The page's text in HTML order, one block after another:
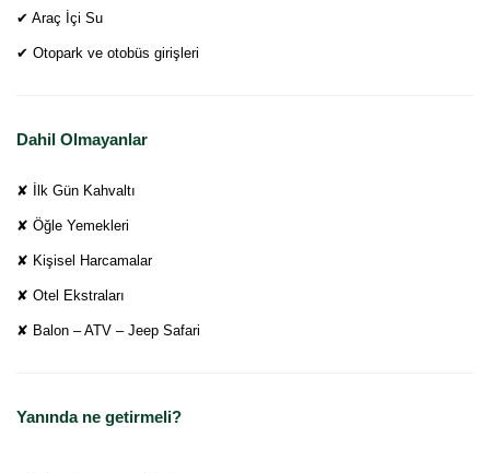
✔ Araç İçi Su
✔ Otopark ve otobüs girişleri
Dahil Olmayanlar
✘ İlk Gün Kahvaltı
✘ Öğle Yemekleri
✘ Kişisel Harcamalar
✘ Otel Ekstraları
✘ Balon – ATV – Jeep Safari
Yanında ne getirmeli?